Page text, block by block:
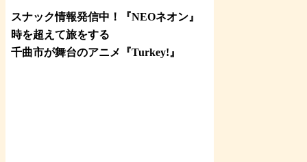
スナック情報発信中！『NEOネオン』
時を超えて旅をする
千曲市が舞台のアニメ『Turkey!』